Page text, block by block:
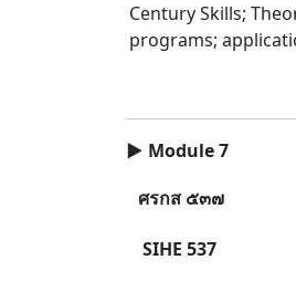
Century Skills;
programs;
▶ Module 7
ศรกส ๕๓๗
SIHE 537